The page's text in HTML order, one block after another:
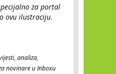
za portal
ovu ilustraciju.
analiza,
novinare u Inboxu